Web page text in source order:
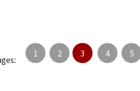
1 2 3 4 5